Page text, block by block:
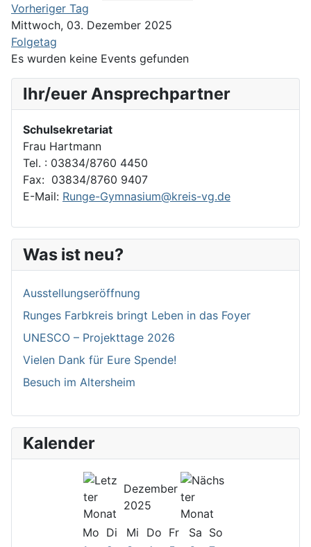
Vorheriger Tag
Mittwoch, 03. Dezember 2025
Folgetag
Es wurden keine Events gefunden
Ihr/euer Ansprechpartner
Schulsekretariat
Frau Hartmann
Tel. : 03834/8760 4450
Fax: 03834/8760 9407
E-Mail: Runge-Gymnasium@kreis-vg.de
Was ist neu?
Ausstellungseröffnung
Runges Farbkreis bringt Leben in das Foyer
UNESCO – Projekttage 2026
Vielen Dank für Eure Spende!
Besuch im Altersheim
Kalender
Dezember
2025
Mo Di Mi Do Fr Sa So